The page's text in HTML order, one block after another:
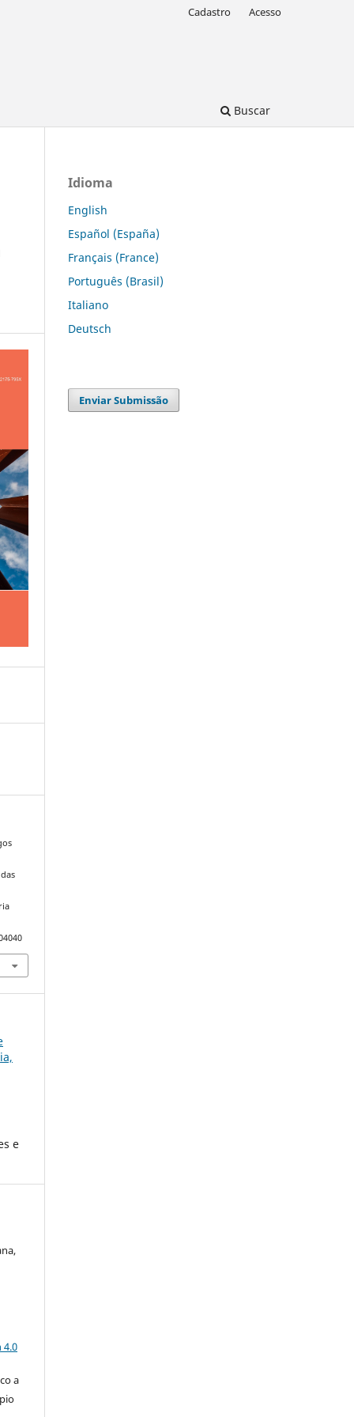
Buscar
Cadastro Acesso
e
4.0
a
Idioma
English
Español (España)
Français (France)
Português (Brasil)
Italiano
Deutsch
Enviar Submissão